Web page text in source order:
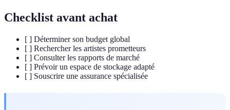
Checklist avant achat
[ ] Déterminer son budget global
[ ] Rechercher les artistes prometteurs
[ ] Consulter les rapports de marché
[ ] Prévoir un espace de stockage adapté
[ ] Souscrire une assurance spécialisée